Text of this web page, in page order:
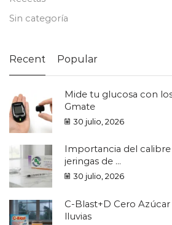
Sin categoría
Recent Popular
Mide tu glucosa con
Gmate
30 julio, 2026
Importancia del
jeringas de ...
30 julio, 2026
C-Blast+D Cero
lluvias